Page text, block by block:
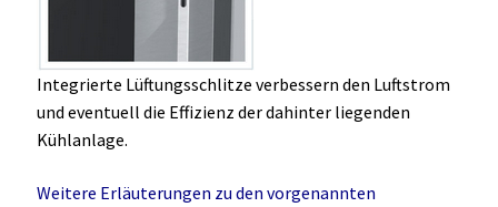
Integrierte Lüftungsschlitze verbessern den Luftstrom
und eventuell die Effizienz der dahinter liegenden
Kühlanlage.
Weitere Erläuterungen zu den vorgenannten